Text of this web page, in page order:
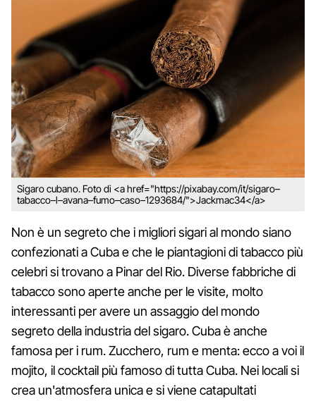
Sigaro cubano. Foto di <a href="https://pixabay.com/it/sigaro–
tabacco–l–avana–fumo–caso–1293684/">Jackmac34</a>
Non è un segreto che i migliori sigari al mondo siano
confezionati a Cuba e che le piantagioni di tabacco più
celebri si trovano a Pinar del Rio. Diverse fabbriche di
tabacco sono aperte anche per le visite, molto
interessanti per avere un assaggio del mondo
segreto della industria del sigaro. Cuba è anche
famosa per i rum. Zucchero, rum e menta: ecco a voi il
mojito, il cocktail più famoso di tutta Cuba. Nei locali si
crea un'atmosfera unica e si viene catapultati